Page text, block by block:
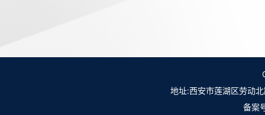
地址:西安市莲湖区劳动
备案